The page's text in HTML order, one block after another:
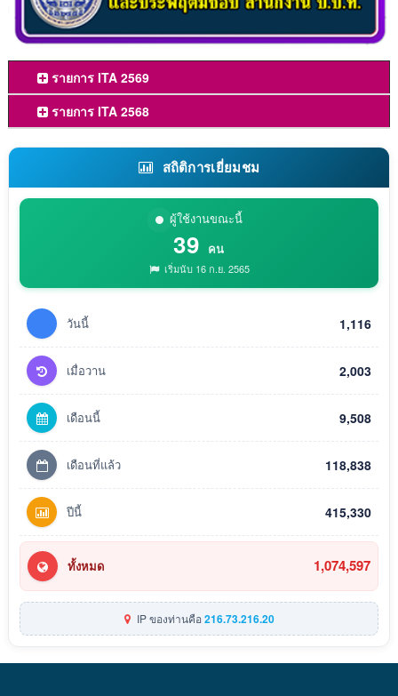
รายการ ITA 2569
รายการ ITA 2568
สถิติการเยี่ยมชม
ผู้ใช้งานขณะนี้
39 คน
เริ่มนับ 16 ก.ย. 2565
วันนี้ 1,116
เมื่อวาน 2,003
เดือนนี้ 9,508
เดือนที่แล้ว 118,838
ปีนี้ 415,330
ทั้งหมด 1,074,597
IP ของท่านคือ216.73.216.20